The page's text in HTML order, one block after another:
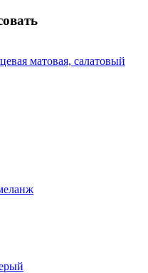
матовая, cалатовый